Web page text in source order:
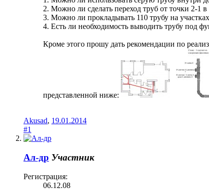
2. Можно ли сделать переход труб от точки 2-1
3. Можно ли прокладывать 110 трубу на
4. Есть ли необходимость выводить трубу под
Кроме этого прошу дать рекомендации по
представленной ниже:
Akusad, 19.01.2014
#1
Ал-др Участник
Регистрация:
06.12.08